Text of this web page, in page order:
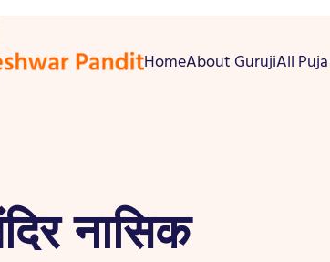
HomeAbout GurujiAll
नासिक